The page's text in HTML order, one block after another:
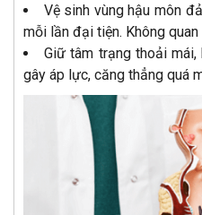
Vệ sinh vùng hậu môn
mỗi lần đại tiện. Không
Giữ tâm trạng thoải
gây áp lực, căng thẳng quá